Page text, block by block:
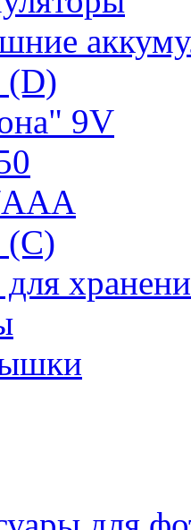
(D)
9V
(C)